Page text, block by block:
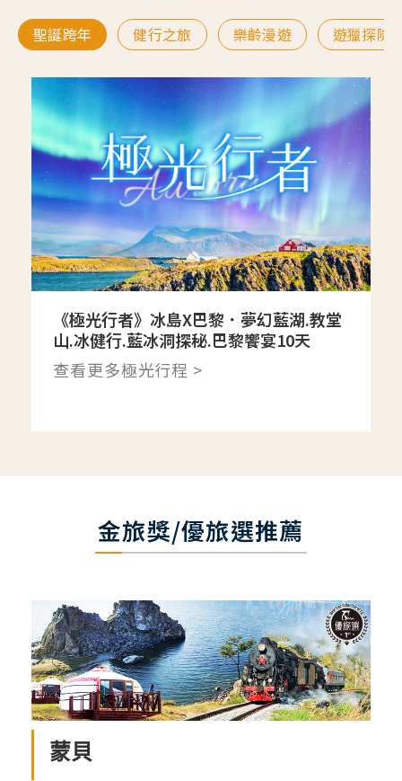
聖誕跨年 健行之旅 樂齡漫遊 遊獵探險
《極光行者》冰島X巴黎．夢幻藍湖.教堂
山.冰健行.藍冰洞探秘.巴黎饗宴10天
查看更多極光行程 >
金旅獎/優旅選推薦
蒙貝